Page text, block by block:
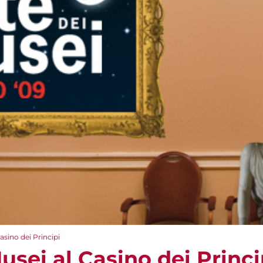
dei Principi